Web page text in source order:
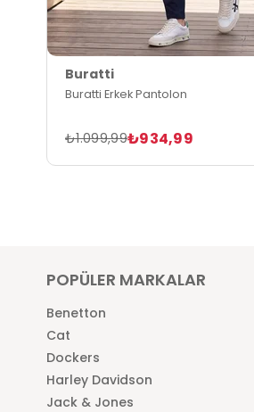
Buratti
Buratti Erkek Pantolon
₺934,99
₺1.099,99
POPÜLER MARKALAR
Benetton
Cat
Dockers
Harley Davidson
Jack & Jones